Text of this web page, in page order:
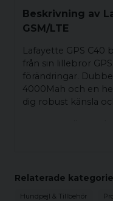
Beskrivning av
GSM/LTE
Lafayette GPS C40
från sin lillebror
förändringar.
4000Mah och en
dig robust känsla
Drifttid: >60h
USB-C.
Antenn:
Relaterade
Hundpejl & Tillbehör